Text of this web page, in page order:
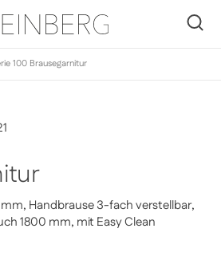
100 Brausegarnitur
Handbrause 3-fach verstellbar,
1800 mm, mit Easy Clean